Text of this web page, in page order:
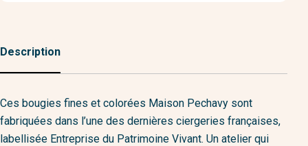
Description
Ces bougies fines et colorées Maison Pechavy sont
fabriquées dans l’une des dernières ciergeries françaises,
labellisée Entreprise du Patrimoine Vivant. Un atelier qui